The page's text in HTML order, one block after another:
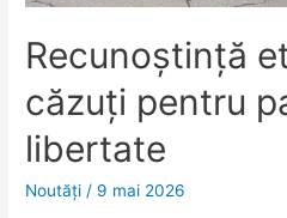
Recunoștință
căzuți pentru
libertate
Noutăţi / 9 mai 2026